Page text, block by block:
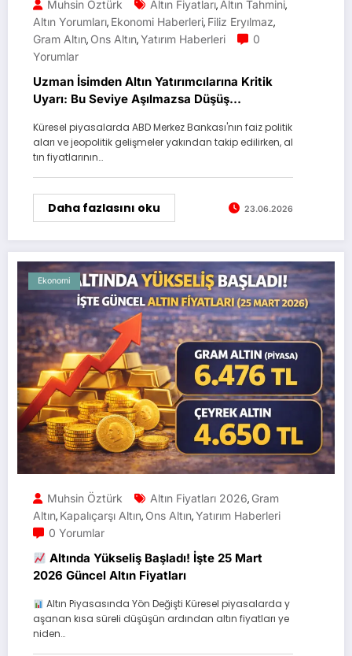
Muhsin Öztürk Altın Fiyatları, Altın Tahmini,
Altın Yorumları, Ekonomi Haberleri, Filiz Eryılmaz,
Gram Altın, Ons Altın,Yatırım Haberleri
0
Yorumlar
Uzman İsimden Altın Yatırımcılarına Kritik
Uyarı: Bu Seviye Aşılmazsa Düşüş
Küresel piyasalarda ABD Merkez Bankası'nın faiz politik
aları ve jeopolitik gelişmeler yakından takip edilirken, al
tın fiyatlarının…
Daha fazlasını oku 23.06.2026
Ekonomi
Muhsin Öztürk Altın Fiyatları 2026, Gram
Altın, Kapalıçarşı Altın, Ons Altın,Yatırım Haberleri
0 Yorumlar
Altında Yükseliş Başladı! İşte 25 Mart
2026 Güncel Altın Fiyatları
Altın Piyasasında Yön Değişti Küresel piyasalarda y
aşanan kısa süreli düşüşün ardından altın fiyatları ye
niden…